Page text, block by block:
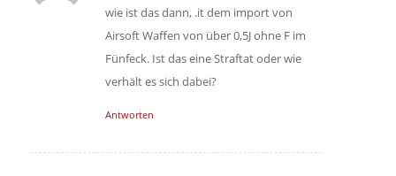
wie ist das dann, .it dem import von
Airsoft Waffen von über 0,5J ohne F im
Fünfeck. Ist das eine Straftat oder wie
verhält es sich dabei?
Antworten